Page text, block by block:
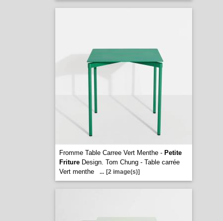
Fromme Table Carree Vert Menthe - Petite
FritureDesign. Tom Chung - Table carrée
Vert menthe
... [2 image(s)]